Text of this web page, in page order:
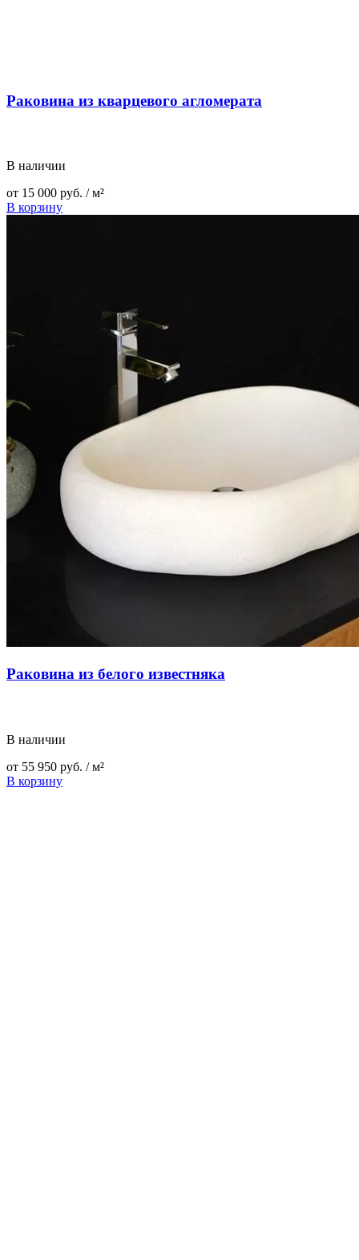
Раковина из кварцевого агломерата
В наличии
от 15 000 руб. / м²
В корзину
Раковина из белого известняка
В наличии
от 55 950 руб. / м²
В корзину